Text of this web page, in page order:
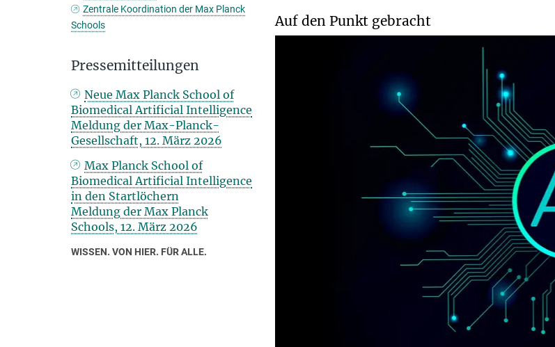
Auf den Punkt gebracht
Zentrale Koordination der Max Planck
Schools
Pressemitteilungen
Neue Max Planck School of
Biomedical Artificial Intelligence
Meldung der Max-Planck-
Gesellschaft, 12. März 2026
Max Planck School of
Biomedical Artificial Intelligence
in den Startlöchern
Meldung der Max Planck
Schools, 12. März 2026
WISSEN. VON HIER. FÜR ALLE.